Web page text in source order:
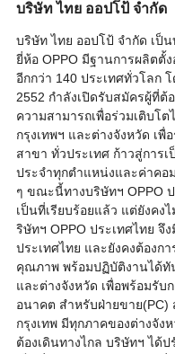
บริษัท ไทย ออปโป้ จำกัด
บริษัท ไทย ออปโป้ จำกัด เป็
ยี่ห้อ OPPO มีฐานการผลิตตั้
อีกกว่า 140 ประเทศทั่วโลก
2552 กำลังเปิดรับสมัครผู้ที่
ความสามารถเพื่อร่วมเติบโ
กรุงเทพฯ และต่างจังหวัด เพื่
สาขา ทั่วประเทศ ก้าวสู่การ
ประจำทุกตำแหน่งและค่าค
ๆ ขณะนี้ทางบริษัทฯ OPPO
เป็นที่เรียบร้อยแล้ว แต่ยังคง
ริษัทฯ OPPO ประเทศไทย จึ
ประเทศไทย และยังคงต้องก
คุณภาพ พร้อมปฏิบัติงานได้ทั
และต่างจังหวัด เพื่อพร้อมรับ
อนาคต สำหรับฝ่ายขาย
กรุงเทพ มีทุกภาคของต่างจัง
ต้องเดินทางไกล บริษัทฯ ได้